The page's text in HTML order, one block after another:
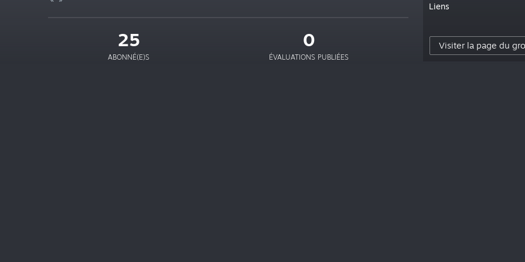
25
ABONNÉ(E)S
0
ÉVALUATIONS PUBLIÉES
Liens
Visiter la page du